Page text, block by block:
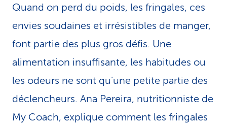
d
e
e
r
v
Quand on perd du poids, les fringales, ces
envies soudaines et irrésistibles de manger,
font partie des plus gros défis. Une
alimentation insuffisante, les habitudes ou
les odeurs ne sont qu’une petite partie des
déclencheurs. Ana Pereira, nutritionniste de
My Coach, explique comment les fringales